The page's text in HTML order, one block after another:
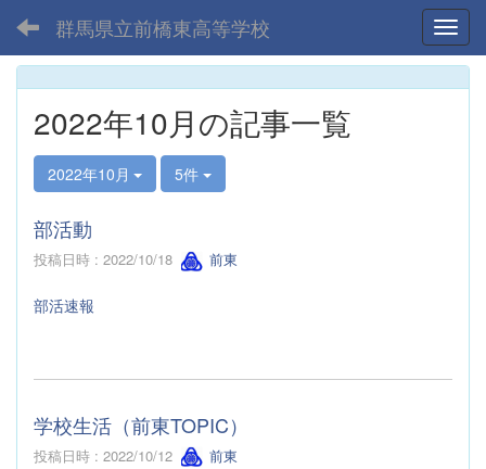
群馬県立前橋東高等学校
2022年10月の記事一覧
2022年10月 5件
部活動
投稿日時 : 2022/10/18 前東
部活速報
学校生活（前東TOPIC）
投稿日時 : 2022/10/12 前東